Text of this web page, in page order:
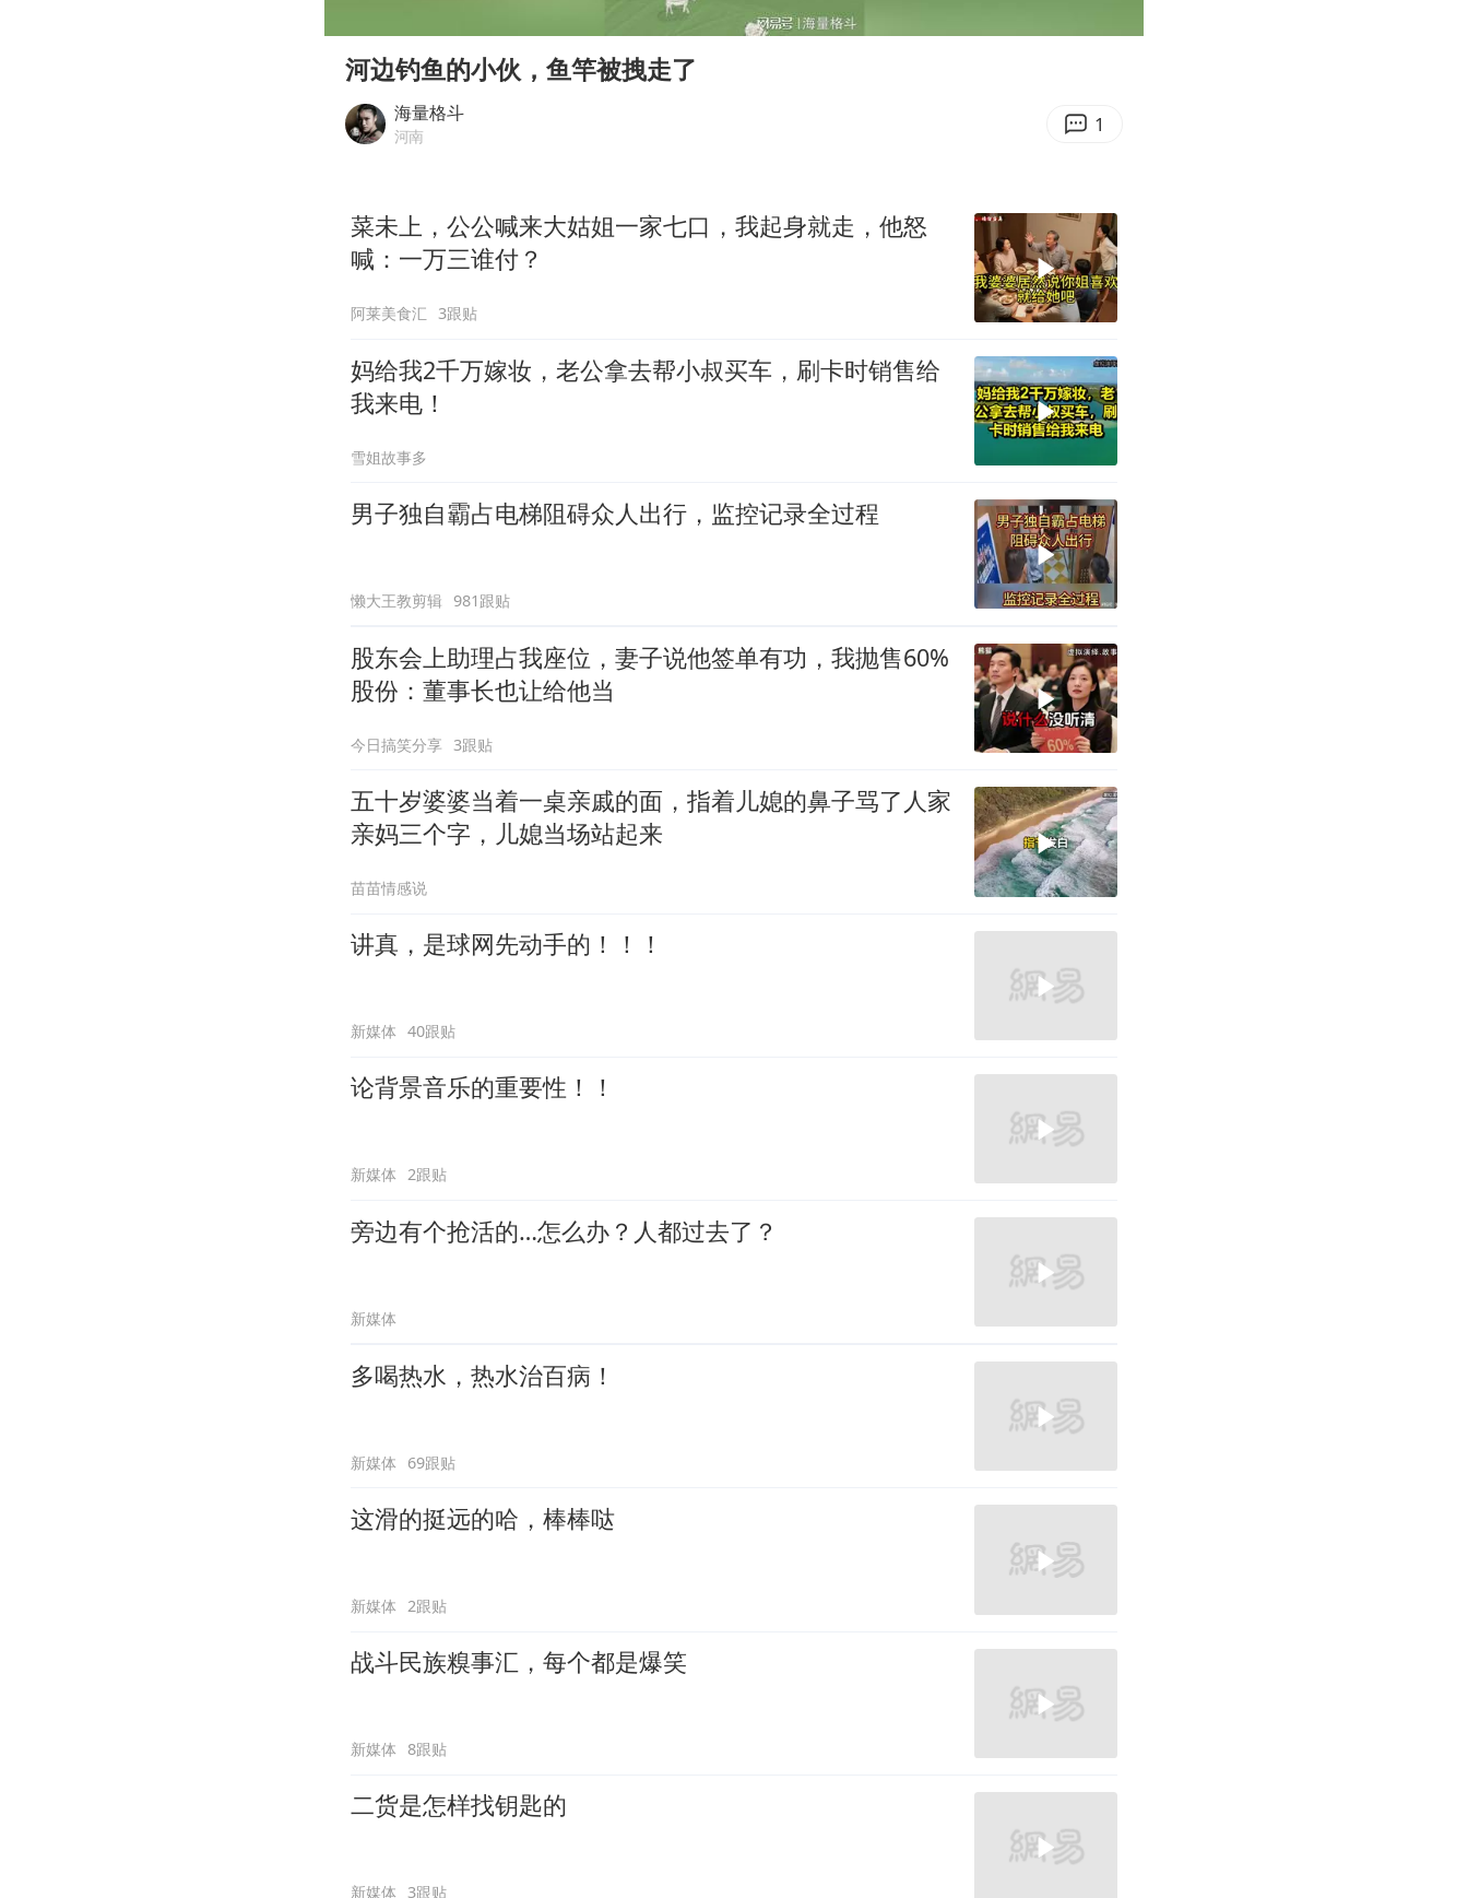
郑丽文：台湾从来没有“独立”过
几元成本的AI广告导致千万市值蒸发
梁家辉百花奖演讲落泪
人民的健康、体质、幸福一脉相承
河边钓鱼的小伙，鱼竿被拽走了
海量格斗
河南 1
菜未上，公公喊来大姑姐一家七口，我起身就走，他怒
喊：一万三谁付？
阿莱美食汇 3跟贴
妈给我2千万嫁妆，老公拿去帮小叔买车，刷卡时销售给
我来电！
雪姐故事多
男子独自霸占电梯阻碍众人出行，监控记录全过程
懒大王教剪辑 981跟贴
股东会上助理占我座位，妻子说他签单有功，我抛售60%
股份：董事长也让给他当
今日搞笑分享 3跟贴
五十岁婆婆当着一桌亲戚的面，指着儿媳的鼻子骂了人家
亲妈三个字，儿媳当场站起来
苗苗情感说
讲真，是球网先动手的！！！
新媒体 40跟贴
论背景音乐的重要性！！
新媒体 2跟贴
旁边有个抢活的…怎么办？人都过去了？
新媒体
多喝热水，热水治百病！
新媒体 69跟贴
这滑的挺远的哈，棒棒哒
新媒体 2跟贴
战斗民族糗事汇，每个都是爆笑
新媒体 8跟贴
二货是怎样找钥匙的
新媒体 3跟贴